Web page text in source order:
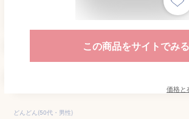
この商品をサイトでみる
価格と
どんどん(50代・男性)